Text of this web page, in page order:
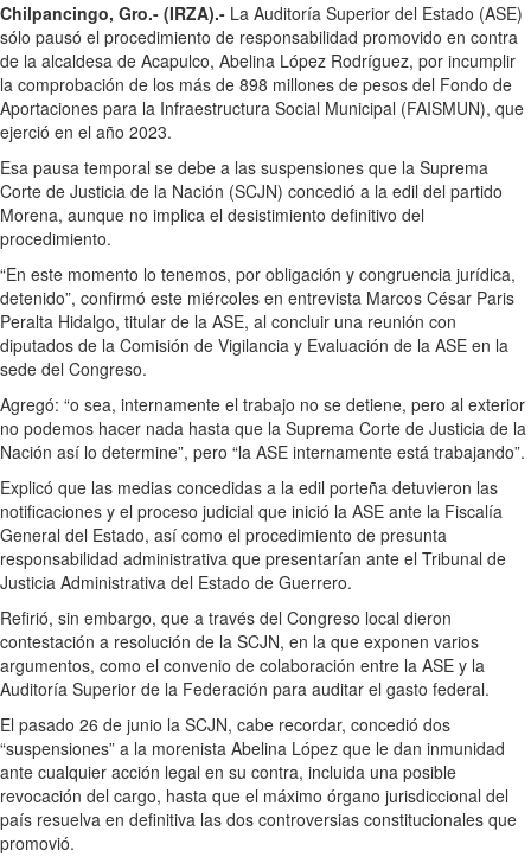
Chilpancingo, Gro.- (IRZA).- La Auditoría Superior del Estado (ASE)
sólo pausó el procedimiento de responsabilidad promovido en contra
de la alcaldesa de Acapulco, Abelina López Rodríguez, por incumplir
la comprobación de los más de 898 millones de pesos del Fondo de
Aportaciones para la Infraestructura Social Municipal (FAISMUN), que
ejerció en el año 2023.
Esa pausa temporal se debe a las suspensiones que la Suprema
Corte de Justicia de la Nación (SCJN) concedió a la edil del partido
Morena, aunque no implica el desistimiento definitivo del
procedimiento.
“En este momento lo tenemos, por obligación y congruencia jurídica,
detenido”, confirmó este miércoles en entrevista Marcos César Paris
Peralta Hidalgo, titular de la ASE, al concluir una reunión con
diputados de la Comisión de Vigilancia y Evaluación de la ASE en la
sede del Congreso.
Agregó: “o sea, internamente el trabajo no se detiene, pero al exterior
no podemos hacer nada hasta que la Suprema Corte de Justicia de la
Nación así lo determine”, pero “la ASE internamente está trabajando”.
Explicó que las medias concedidas a la edil porteña detuvieron las
notificaciones y el proceso judicial que inició la ASE ante la Fiscalía
General del Estado, así como el procedimiento de presunta
responsabilidad administrativa que presentarían ante el Tribunal de
Justicia Administrativa del Estado de Guerrero.
Refirió, sin embargo, que a través del Congreso local dieron
contestación a resolución de la SCJN, en la que exponen varios
argumentos, como el convenio de colaboración entre la ASE y la
Auditoría Superior de la Federación para auditar el gasto federal.
El pasado 26 de junio la SCJN, cabe recordar, concedió dos
“suspensiones” a la morenista Abelina López que le dan inmunidad
ante cualquier acción legal en su contra, incluida una posible
revocación del cargo, hasta que el máximo órgano jurisdiccional del
país resuelva en definitiva las dos controversias constitucionales que
promovió.